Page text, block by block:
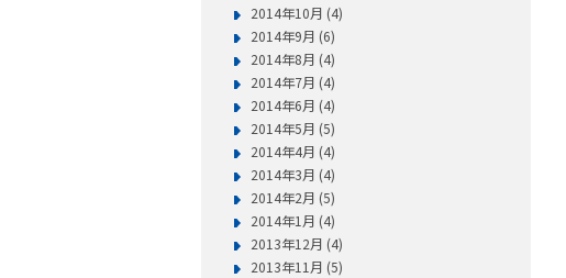
2014年10月 (4)
2014年9月 (6)
2014年8月 (4)
2014年7月 (4)
2014年6月 (4)
2014年5月 (5)
2014年4月 (4)
2014年3月 (4)
2014年2月 (5)
2014年1月 (4)
2013年12月 (4)
2013年11月 (5)